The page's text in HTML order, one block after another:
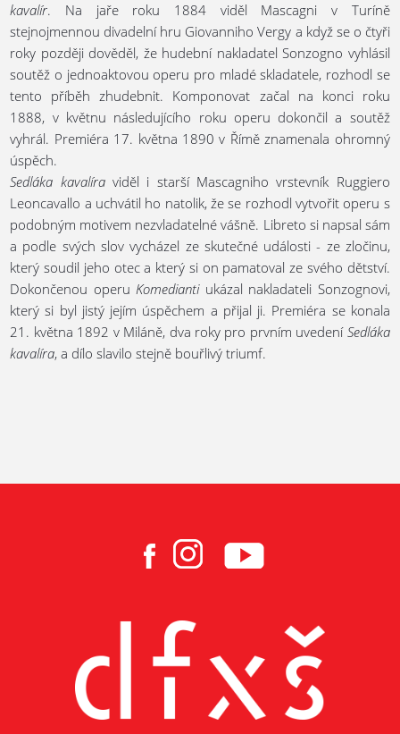
kavalír. Na jaře roku 1884 viděl Mascagni v Turíně
stejnojmennou divadelní hru Giovanniho Vergy a když se o čtyři
roky později dověděl, že hudební nakladatel Sonzogno vyhlásil
soutěž o jednoaktovou operu pro mladé skladatele, rozhodl se
tento příběh zhudebnit. Komponovat začal na konci roku
1888, v květnu následujícího roku operu dokončil a soutěž
vyhrál. Premiéra 17. května 1890 v Římě znamenala ohromný
úspěch.
Sedláka kavalíraviděl i starší Mascagniho vrstevník Ruggiero
Leoncavallo a uchvátil ho natolik, že se rozhodl vytvořit operu s
podobným motivem nezvladatelné vášně. Libreto si napsal sám
a podle svých slov vycházel ze skutečné události - ze zločinu,
který soudil jeho otec a který si on pamatoval ze svého dětství.
Dokončenou operuKomedianti ukázal nakladateli Sonzognovi,
který si byl jistý jejím úspěchem a přijal ji. Premiéra se konala
21. května 1892 v Miláně, dva roky pro prvním uvedení Sedláka
kavalíra, a dílo slavilo stejně bouřlivý triumf.